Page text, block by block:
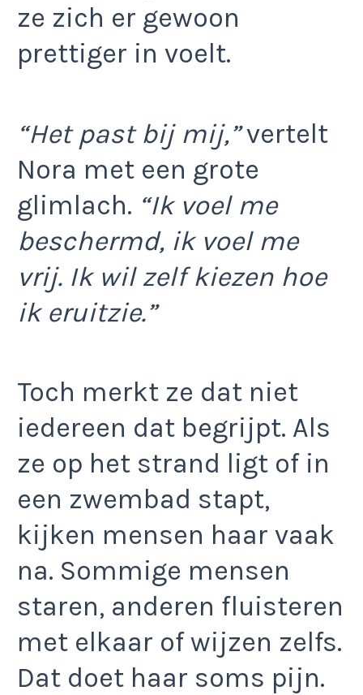
ze zich er gewoon
prettiger in voelt.
“Het past bij mij,”vertelt
Nora met een grote
glimlach. “Ik voel me
beschermd, ik voel me
vrij. Ik wil zelf kiezen hoe
ik eruitzie.”
Toch merkt ze dat niet
iedereen dat begrijpt. Als
ze op het strand ligt of in
een zwembad stapt,
kijken mensen haar vaak
na. Sommige mensen
staren, anderen fluisteren
met elkaar of wijzen zelfs.
Dat doet haar soms pijn.